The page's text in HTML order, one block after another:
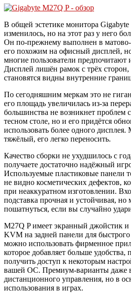
В общей эстетике монитора
изменилось, но на этот раз у него
Он по-прежнему выполнен в матово-
его похожим на офисный дисплей,
многие пользователи предпочитают
Дисплей лишён рамок с трёх
становятся видны внутренние
По сегодняшним меркам это не
его площадь увеличилась из-за
большинства не возникнет проблем
тесном столе, но и его придётся
использовать более одного
тяжёлый, его легко переносить.
Качество сборки не ухудшилось с
получаете достаточно надёжный
Используемые пластиковые панели
не видно косметических дефектов,
при неаккуратном изготовлении.
подставка прочная и устойчивая,
пошатнуться, если вы случайно
M27Q P имеет экранный джойстик
KVM на задней панели для
можно использовать фирменное
которое добавляет больше удобства,
получить доступ к некоторым
вашей ОС. Премиум-варианты даже
дистанционного управления, но в
использования в играх.